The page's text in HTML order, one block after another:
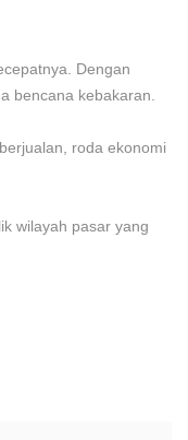
Dengan
bencana kebakaran.
roda ekonomi
wilayah pasar yang